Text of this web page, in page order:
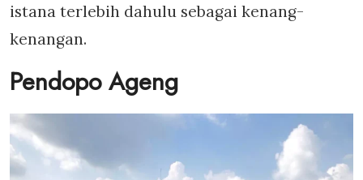
istana terlebih dahulu sebagai kenang-
kenangan.
Pendopo Ageng